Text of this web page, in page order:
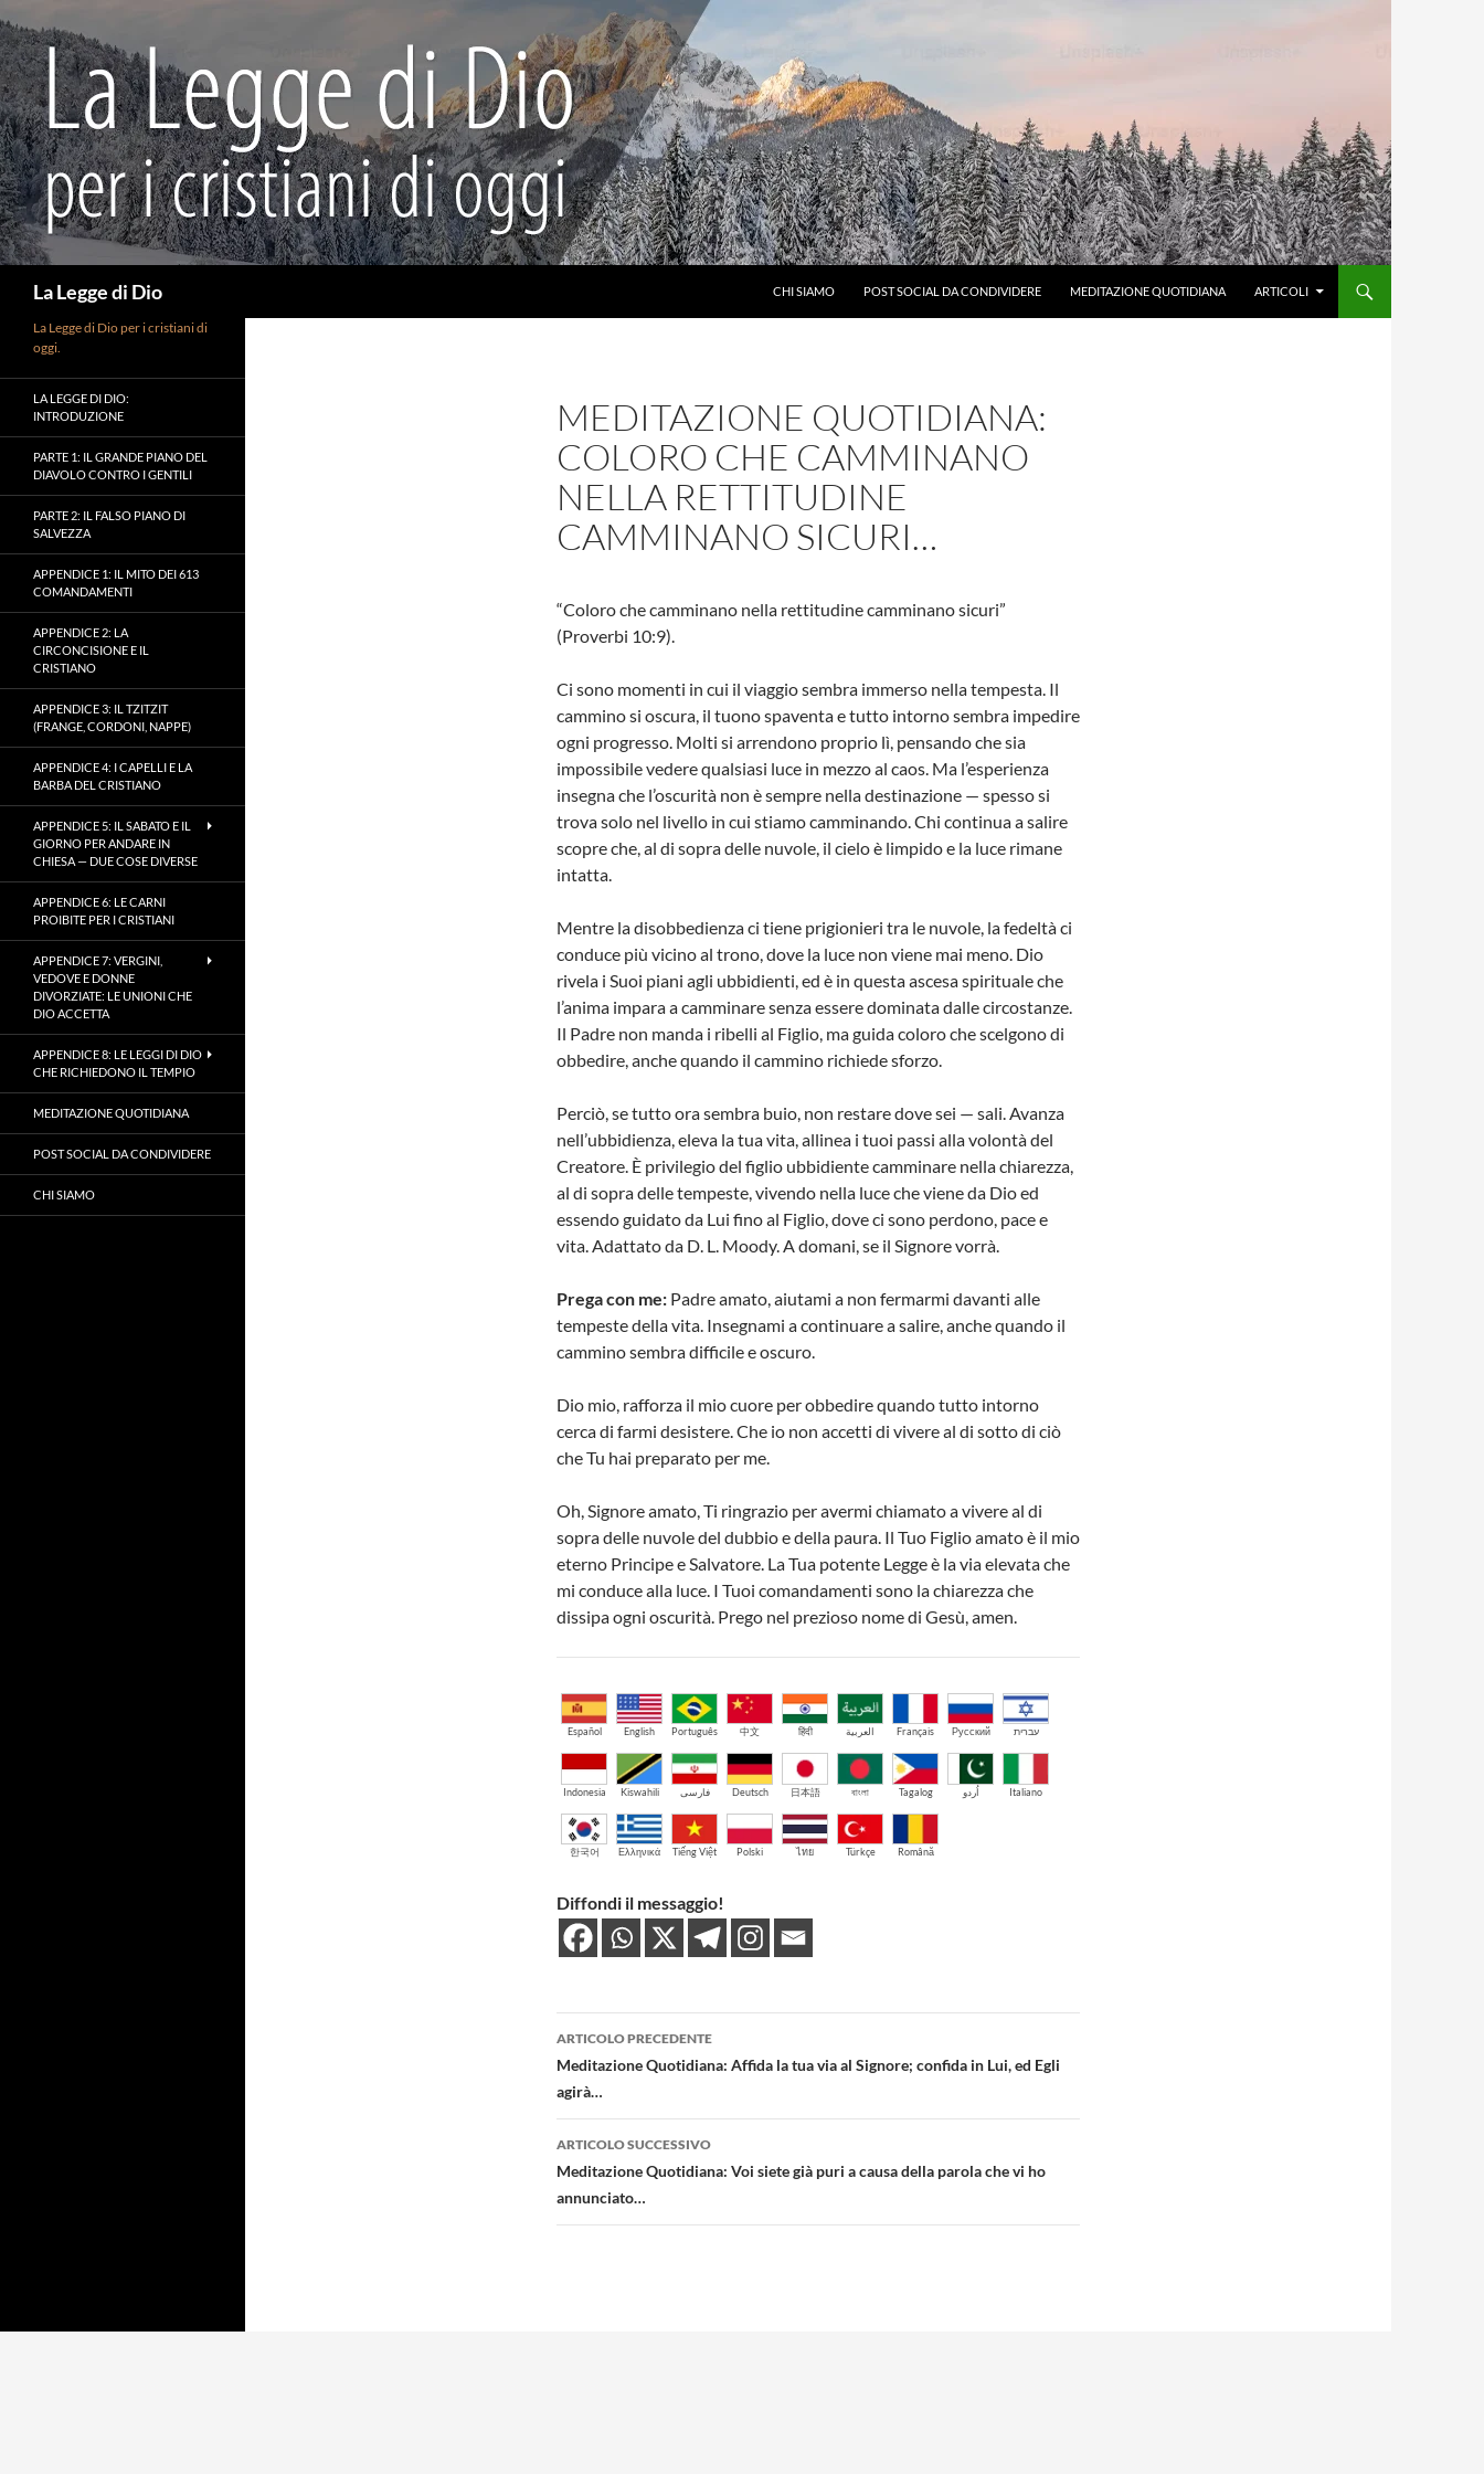
al
contenuto
La Legge di Dio CHI SIAMO POST SOCIAL DA CONDIVIDERE MEDITAZIONE QUOTIDIANA ARTICOLI
MEDITAZIONE QUOTIDIANA:
COLORO CHE CAMMINANO
NELLA RETTITUDINE
CAMMINANO SICURI…
“Coloro che camminano nella rettitudine camminano sicuri”
(Proverbi 10:9).
Ci sono momenti in cui il viaggio sembra immerso nella tempesta. Il
cammino si oscura, il tuono spaventa e tutto intorno sembra impedire
ogni progresso. Molti si arrendono proprio lì, pensando che sia
impossibile vedere qualsiasi luce in mezzo al caos. Ma l’esperienza
insegna che l’oscurità non è sempre nella destinazione — spesso si
trova solo nel livello in cui stiamo camminando. Chi continua a salire
scopre che, al di sopra delle nuvole, il cielo è limpido e la luce rimane
intatta.
Mentre la disobbedienza ci tiene prigionieri tra le nuvole, la fedeltà ci
conduce più vicino al trono, dove la luce non viene mai meno. Dio
rivela i Suoi piani agli ubbidienti, ed è in questa ascesa spirituale che
l’anima impara a camminare senza essere dominata dalle circostanze.
Il Padre non manda i ribelli al Figlio, ma guida coloro che scelgono di
obbedire, anche quando il cammino richiede sforzo.
Perciò, se tutto ora sembra buio, non restare dove sei — sali. Avanza
nell’ubbidienza, eleva la tua vita, allinea i tuoi passi alla volontà del
Creatore. È privilegio del figlio ubbidiente camminare nella chiarezza,
al di sopra delle tempeste, vivendo nella luce che viene da Dio ed
essendo guidato da Lui fino al Figlio, dove ci sono perdono, pace e
vita. Adattato da D. L. Moody. A domani, se il Signore vorrà.
Prega con me: Padre amato, aiutami a non fermarmi davanti alle
tempeste della vita. Insegnami a continuare a salire, anche quando il
cammino sembra difficile e oscuro.
Dio mio, rafforza il mio cuore per obbedire quando tutto intorno
cerca di farmi desistere. Che io non accetti di vivere al di sotto di ciò
che Tu hai preparato per me.
Oh, Signore amato, Ti ringrazio per avermi chiamato a vivere al di
sopra delle nuvole del dubbio e della paura. Il Tuo Figlio amato è il mio
eterno Principe e Salvatore. La Tua potente Legge è la via elevata che
mi conduce alla luce. I Tuoi comandamenti sono la chiarezza che
dissipa ogni oscurità. Prego nel prezioso nome di Gesù, amen.
Español English Português 中文 हिंदी العربية Français Русский עברית
Indonesia Kiswahili فارسی Deutsch 日本語 বাংলা Tagalog اُردو Italiano
한국어 Ελληνικά Tiếng Việt Polski ไทย Türkçe Română
Diffondi il messaggio!
Navigazione
articolo
ARTICOLO PRECEDENTE
Meditazione Quotidiana: Affida la tua via al Signore; confida in Lui, ed Egli
agirà…
ARTICOLO SUCCESSIVO
Meditazione Quotidiana: Voi siete già puri a causa della parola che vi ho
annunciato…
La Legge di Dio per i cristiani di
oggi.
LA LEGGE DI DIO:
INTRODUZIONE
PARTE 1: IL GRANDE PIANO DEL
DIAVOLO CONTRO I GENTILI
PARTE 2: IL FALSO PIANO DI
SALVEZZA
APPENDICE 1: IL MITO DEI 613
COMANDAMENTI
APPENDICE 2: LA
CIRCONCISIONE E IL
CRISTIANO
APPENDICE 3: IL TZITZIT
(FRANGE, CORDONI, NAPPE)
APPENDICE 4: I CAPELLI E LA
BARBA DEL CRISTIANO
APPENDICE 5: IL SABATO E IL
GIORNO PER ANDARE IN
CHIESA — DUE COSE DIVERSE
APPENDICE 6: LE CARNI
PROIBITE PER I CRISTIANI
APPENDICE 7: VERGINI,
VEDOVE E DONNE
DIVORZIATE: LE UNIONI CHE
DIO ACCETTA
APPENDICE 8: LE LEGGI DI DIO
CHE RICHIEDONO IL TEMPIO
MEDITAZIONE QUOTIDIANA
POST SOCIAL DA CONDIVIDERE
CHI SIAMO